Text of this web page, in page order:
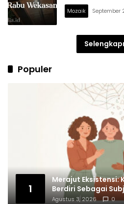
Mozaik September
Populer
1
Merajut Eksistensi:
Berdiri Sebagai
Agustus 3, 2026 0